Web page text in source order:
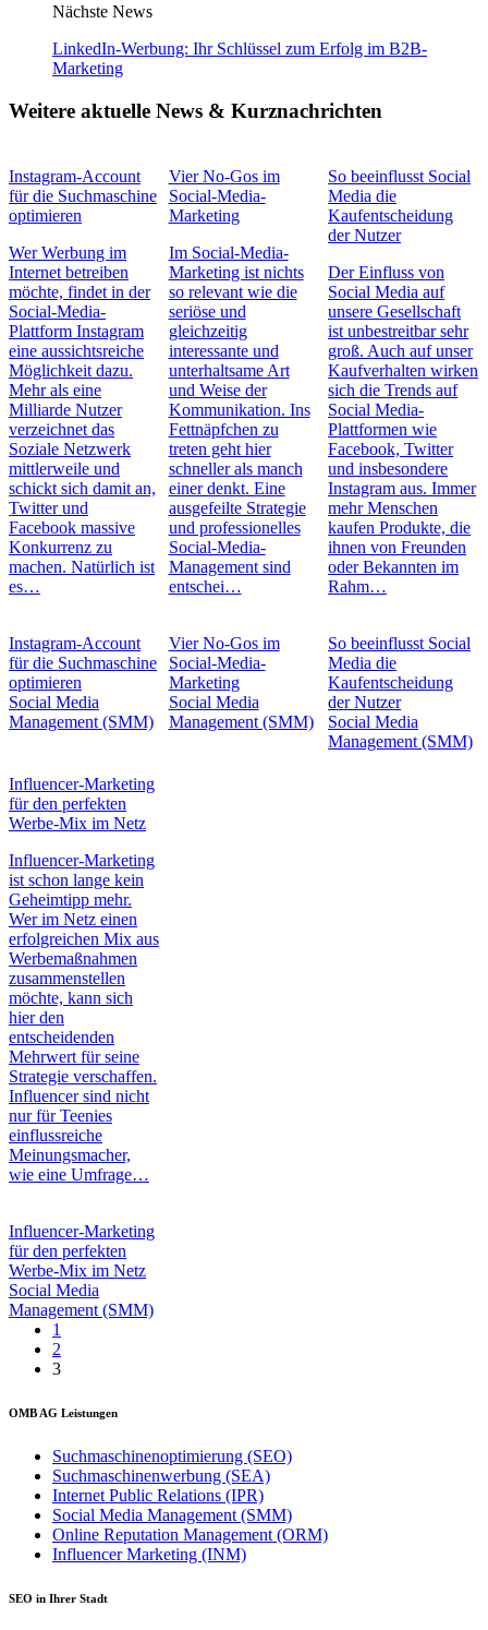
Nächste News
LinkedIn-Werbung: Ihr Schlüssel zum Erfolg im B2B-
Marketing
Weitere aktuelle News & Kurznachrichten
Instagram-Account
für die Suchmaschine
optimieren
Wer Werbung im
Internet betreiben
möchte, findet in der
Social-Media-
Plattform Instagram
eine aussichtsreiche
Möglichkeit dazu.
Mehr als eine
Milliarde Nutzer
verzeichnet das
Soziale Netzwerk
mittlerweile und
schickt sich damit an,
Twitter und
Facebook massive
Konkurrenz zu
machen. Natürlich ist
es…
Instagram-Account
für die Suchmaschine
optimieren
Social Media
Management (SMM)
Vier No-Gos im
Social-Media-
Marketing
Im Social-Media-
Marketing ist nichts
so relevant wie die
seriöse und
gleichzeitig
interessante und
unterhaltsame Art
und Weise der
Kommunikation. Ins
Fettnäpfchen zu
treten geht hier
schneller als manch
einer denkt. Eine
ausgefeilte Strategie
und professionelles
Social-Media-
Management sind
entschei…
Vier No-Gos im
Social-Media-
Marketing
Social Media
Management (SMM)
So beeinflusst Social
Media die
Kaufentscheidung
der Nutzer
Der Einfluss von
Social Media auf
unsere Gesellschaft
ist unbestreitbar sehr
groß. Auch auf unser
Kaufverhalten wirken
sich die Trends auf
Social Media-
Plattformen wie
Facebook, Twitter
und insbesondere
Instagram aus. Immer
mehr Menschen
kaufen Produkte, die
ihnen von Freunden
oder Bekannten im
Rahm…
So beeinflusst Social
Media die
Kaufentscheidung
der Nutzer
Social Media
Management (SMM)
Influencer-Marketing
für den perfekten
Werbe-Mix im Netz
Influencer-Marketing
ist schon lange kein
Geheimtipp mehr.
Wer im Netz einen
erfolgreichen Mix aus
Werbemaßnahmen
zusammenstellen
möchte, kann sich
hier den
entscheidenden
Mehrwert für seine
Strategie verschaffen.
Influencer sind nicht
nur für Teenies
einflussreiche
Meinungsmacher,
wie eine Umfrage…
Influencer-Marketing
für den perfekten
Werbe-Mix im Netz
Social Media
Management (SMM)
1
2
3
OMB AG Leistungen
Suchmaschinenoptimierung (SEO)
Suchmaschinenwerbung (SEA)
Internet Public Relations (IPR)
Social Media Management (SMM)
Online Reputation Management (ORM)
Influencer Marketing (INM)
SEO in Ihrer Stadt